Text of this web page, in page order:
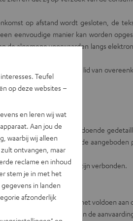
op afstand wordt gesloten, de
eenvoudige manier kan worden
de algemene voorwaarden langs
is het tweede en derde lid van
vermeld.
De beschrijving is voldoende
weergave van de
van het aanbod zijn verbonden.
van het aanbod en het voldoen aan
weg de ontvangst van de
Teufel
op deze websites –
en leren wij wat
Aan jou de
waarbij wij alleen
ontvangen, maar
reclame en inhoud
stem je in met het
in landen
afzonderlijk